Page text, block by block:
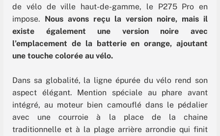
de vélo de ville haut-de-gamme, le P275 Pro en
impose. Nous avons reçu la version noire, mais il
existe également une version noire avec
l’emplacement de la batterie en orange, ajoutant
une touche colorée au vélo.
Dans sa globalité, la ligne épurée du vélo rend son
aspect élégant. Mention spéciale au phare avant
intégré, au moteur bien camouflé dans le pédalier
avec une courroie à la place de la chaine
traditionnelle et à la plage arrière arrondie qui finit